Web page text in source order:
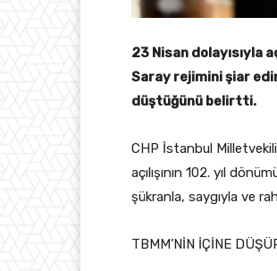
23 Nisan dolayısıyla
Saray rejimini şiar
düştüğünü belirtti.
CHP İstanbul
açılışının 102. yıl
şükranla, saygıyla ve
TBMM’NİN İÇİNE